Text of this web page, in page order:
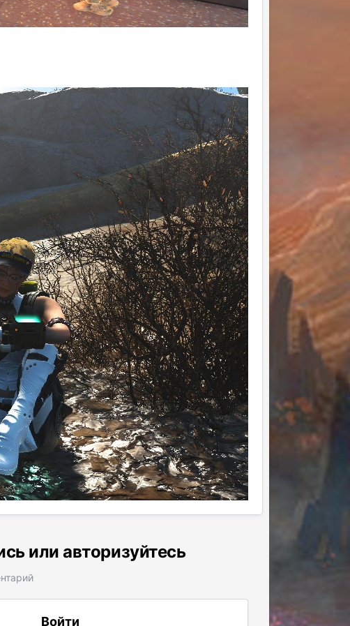
или авторизуйтесь
Войти